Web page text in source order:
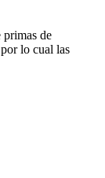
primas de
lo cual las